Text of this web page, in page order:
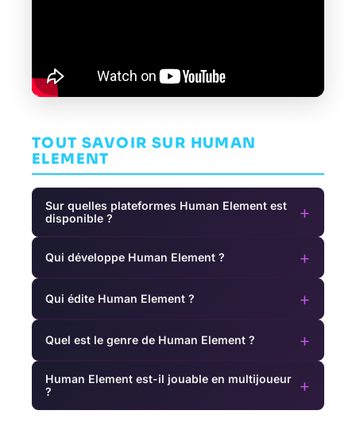
TOUT SAVOIR SUR HUMAN
ELEMENT
Sur quelles plateformes Human Element est
disponible ?
+
Qui développe Human Element ? +
Qui édite Human Element ? +
Quel est le genre de Human Element ? +
Human Element est-il jouable en multijoueur
?
+
Star Citizen
The Yakuza